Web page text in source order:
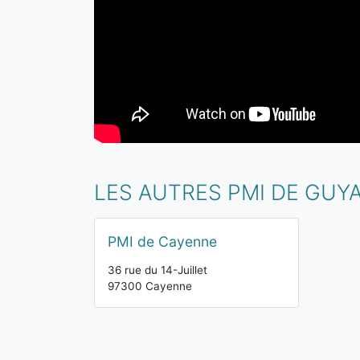
LES AUTRES PMI DE
PMI de Cayenne
36 rue du 14-Juillet
97300 Cayenne